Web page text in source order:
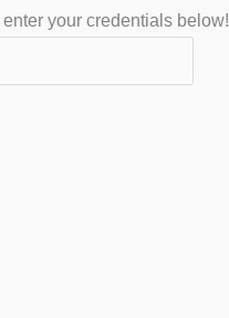
your credentials below!